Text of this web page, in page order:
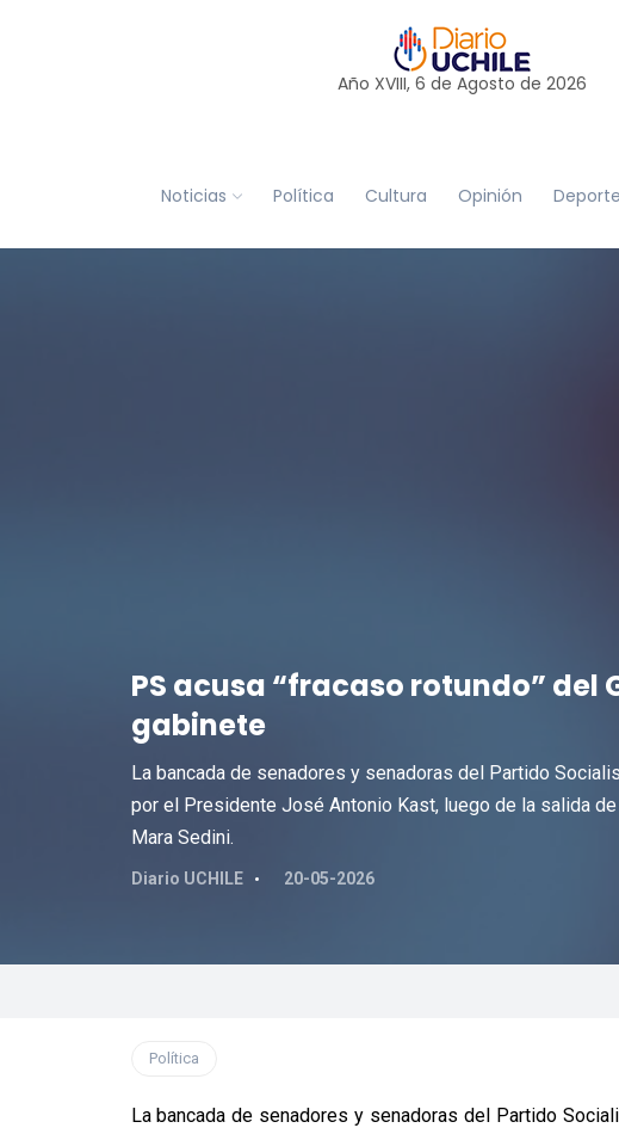
Año XVIII, 6 de Agosto de 2026
Noticias Política Cultura Opinión
PS acusa “fracaso rotundo” del
gabinete
La bancada de senadores y senadoras del Partido
por el Presidente José Antonio Kast, luego de la salida
Mara Sedini.
Diario UCHILE 20-05-2026
Política
La bancada de senadores y senadoras del Partido